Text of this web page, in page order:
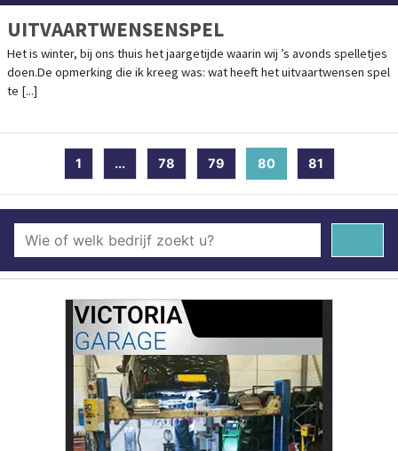
UITVAARTWENSENSPEL
Het is winter, bij ons thuis het jaargetijde waarin wij ’s avonds spelletjes
doen.De opmerking die ik kreeg was: wat heeft het uitvaartwensen spel
te [...]
1 ... 78 79 80 (current)
81